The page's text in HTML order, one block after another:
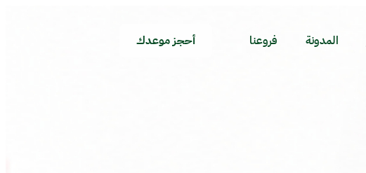
المدونة فروعنا أحجز موعدك